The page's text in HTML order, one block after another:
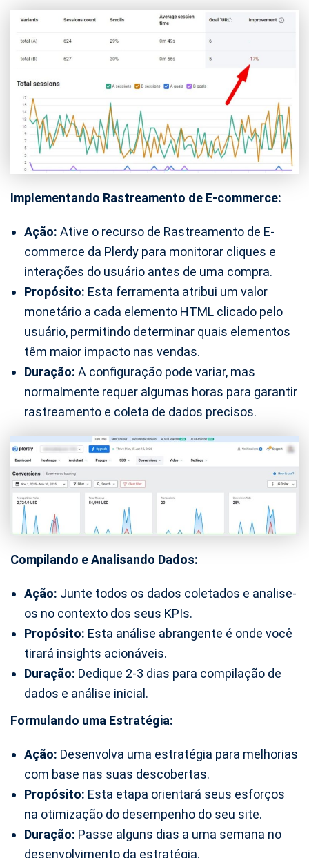
Implementando Rastreamento de E-commerce:
Ação: Ative o recurso de Rastreamento de E-
commerce da Plerdy para monitorar cliques e
interações do usuário antes de uma compra.
Propósito: Esta ferramenta atribui um valor
monetário a cada elemento HTML clicado pelo
usuário, permitindo determinar quais elementos
têm maior impacto nas vendas.
Duração: A configuração pode variar, mas
normalmente requer algumas horas para garantir
rastreamento e coleta de dados precisos.
Compilando e Analisando Dados:
Ação: Junte todos os dados coletados e analise-
os no contexto dos seus KPIs.
Propósito: Esta análise abrangente é onde você
tirará insights acionáveis.
Duração: Dedique 2-3 dias para compilação de
dados e análise inicial.
Formulando uma Estratégia:
Ação: Desenvolva uma estratégia para melhorias
com base nas suas descobertas.
Propósito: Esta etapa orientará seus esforços
na otimização do desempenho do seu site.
Duração: Passe alguns dias a uma semana no
desenvolvimento da estratégia.